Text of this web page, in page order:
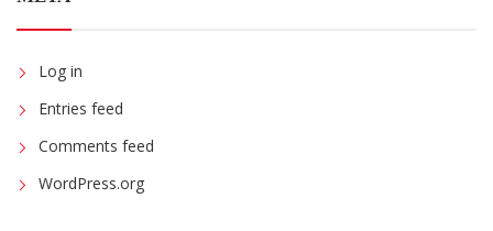
Log in
Entries feed
Comments feed
WordPress.org